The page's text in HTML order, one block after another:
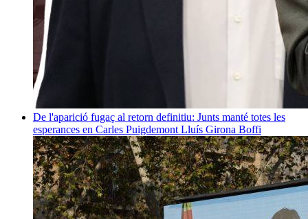
De l'aparició fugaç al retorn definitiu: Junts manté totes les
esperances en Carles Puigdemont Lluís Girona Boffi